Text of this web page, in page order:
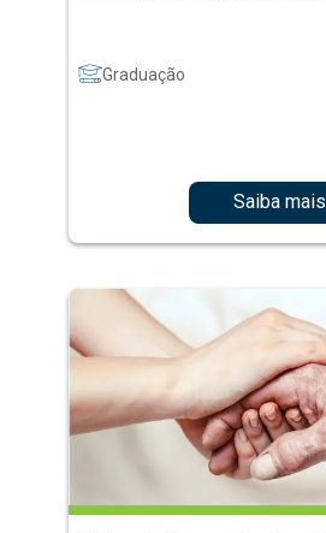
Graduação
Saiba mais